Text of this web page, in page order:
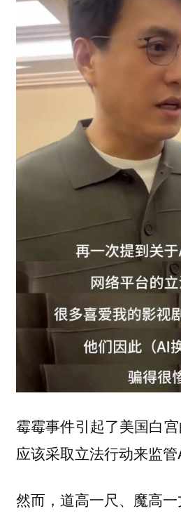
霉霉事件引起了美国白
应该采取立法行动来监管
然而，道高一尺、魔高一